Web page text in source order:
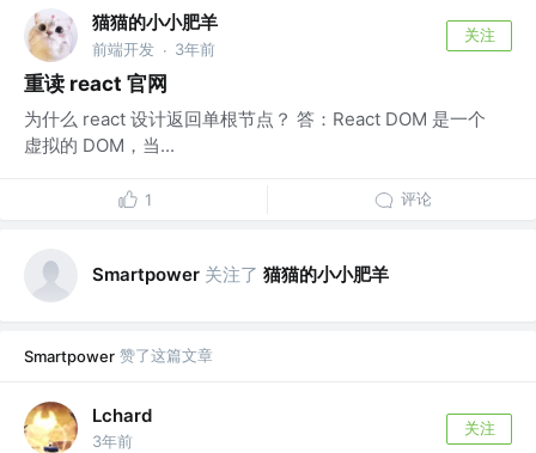
猫猫的小小肥羊
前端开发 · 3年前
关注
重读 react 官网
为什么 react 设计返回单根节点？ 答：React DOM 是一个
虚拟的 DOM，当...
1 评论
Smartpower 关注了 猫猫的小小肥羊
Smartpower 赞了这篇文章
Lchard
3年前
关注